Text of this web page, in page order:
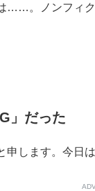
……。ノンフィ
」だった
申します。今日